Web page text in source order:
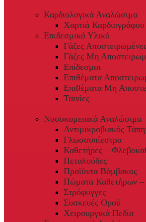
Καρδιολογικά Αναλώσιμα
Χαρτιά Καρδιογράφου
Επιδεσμικό Υλικό
Γάζες
Γάζες Μη
Επίδεσμοι
Επιθέματα
Επιθέματα Μη
Ταινίες
Νοσοκομειακά Αναλώσιμα
Αντιμικροβιακός
Γλωσσοπίεστρα
Καθετήρες –
Πεταλούδες
Προϊόντα Βάμβακος
Πώματα Καθετήρων –
Στρόφυγγες
Συσκευές Ορού
Χειρουργικά Πεδία